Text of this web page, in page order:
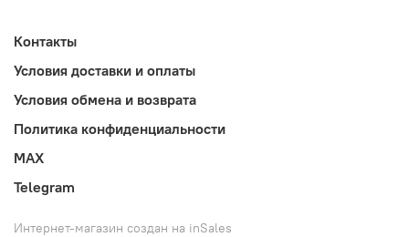
Контакты
Условия доставки и оплаты
Условия обмена и возврата
Политика конфиденциальности
MAX
Telegram
Интернет-магазин создан на inSales